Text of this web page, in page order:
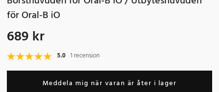
för Oral-B iO
Pris:689 kr
689 kr
5.0 1 recension
Meddela mig när varan är åter i lager